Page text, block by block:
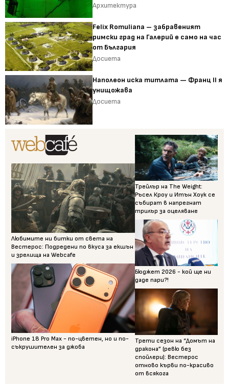
Архитектура
Felix Romuliana – забравеният
римски град на Галерий е само на час
от България
Досиета
Наполеон иска титлата — Франц II я
унищожава
Досиета
Любимите ни битки от света на
Вестерос: Подредени по вкуса за екшън
и зрелища на Webcafe
iPhone 18 Pro Max - по-цветен, но и по-
съкрушителен за джоба
Трейлър на The Weight:
Ръсел Кроу и Итън Хоук се
събират в напрегнат
трилър за оцеляване
Бюджет 2026 - кой ще ни
даде пари?!
Трети сезон на “Домът на
дракона” (ревю без
спойлери): Вестерос
отново кърви по-красиво
от всякога